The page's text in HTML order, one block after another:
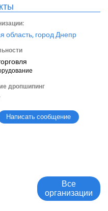
область, город Днепр
дропшипинг
Написать сообщение
Все
организации